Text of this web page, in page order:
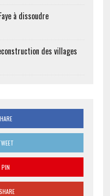
à dissoudre
des villages
PIN